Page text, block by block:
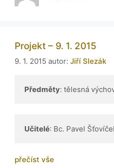
Projekt – 9. 1. 2015
9. 1. 2015 autor: Jiří Slezák
Předměty: tělesná
Učitelé: Bc. Pavel
přečíst vše